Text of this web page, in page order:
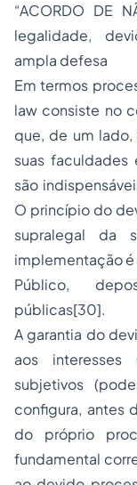
“ACORDO DE
legalidade,
ampla defesa
Em termos
law consiste no
que, de um
suas
são
O princípio do
supralegal da
implementação é
Público,
públicas[30].
A garantia do
aos
subjetivos
configura, antes
do próprio
fundamental